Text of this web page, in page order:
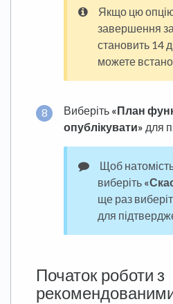
Якщо цю
завершення
становить 14
можете
Виберіть «План
опублікувати» для
Щоб
виберіть
ще раз
для
Початок роботи з